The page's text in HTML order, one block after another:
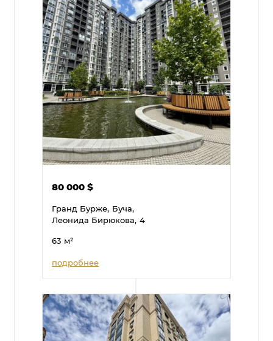
80 000$
Гранд Бурже, Буча,
Леонида Бирюкова, 4
63 м²
подробнее